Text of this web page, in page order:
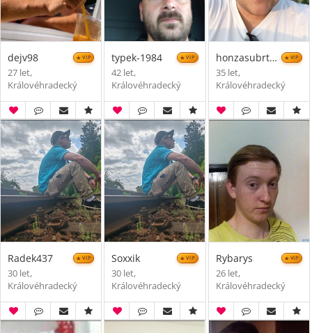
dejv98 VIP
27 let,
Královéhradecký
typek-1984 VIP
42 let,
Královéhradecký
honzasubrt001 VIP
35 let,
Královéhradecký
Radek437 VIP
30 let,
Královéhradecký
Soxxik VIP
30 let,
Královéhradecký
Rybarys VIP
26 let,
Královéhradecký